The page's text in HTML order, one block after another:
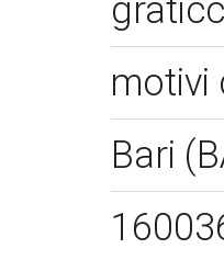
motivi
Bari